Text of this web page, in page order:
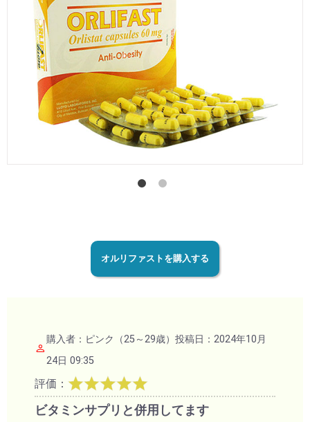
オルリファストを購入する
購入者：ピンク（25～29歳）投稿日：2024年10月
24日 09:35
評価：
ビタミンサプリと併用してます